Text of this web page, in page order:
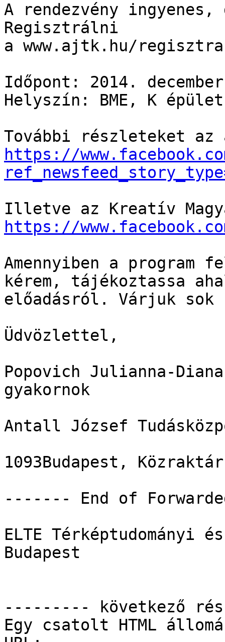
A rendezvény
Regisztrálni
a www.ajtk.hu/
Időpont: 2014.
Helyszín: BME, K
https://
https://
Amennyiben a
kérem, tájékoztassa
előadásról. Várjuk
Üdvözlettel,
Popovich Julianna-Diana
gyakornok
Antall József
1093Budapest,
------- End of
ELTE Térképtudományi
Budapest
--------- következő
Egy csatolt HTML